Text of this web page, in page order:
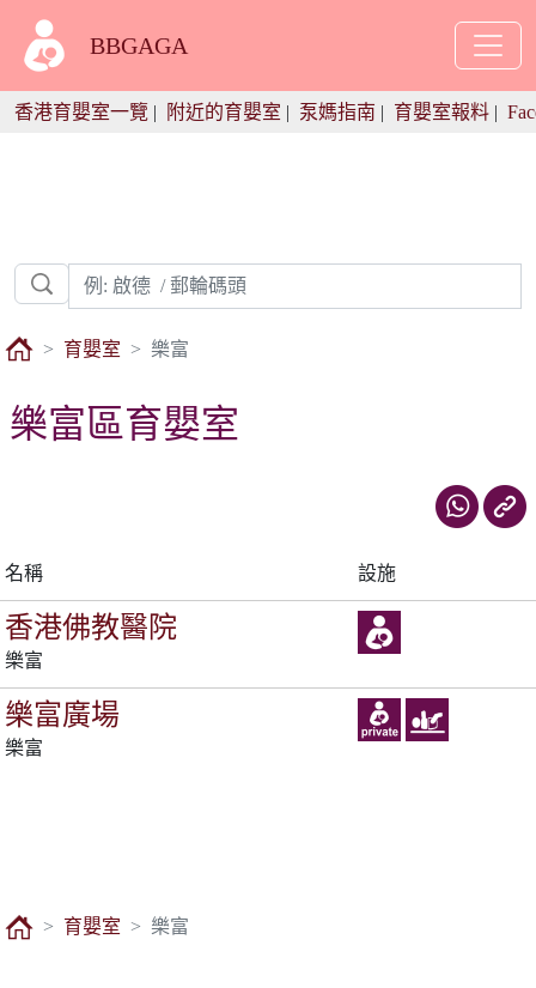
BBGAGA
香港育嬰室一覽 | 附近的育嬰室 | 泵媽指南 | 育嬰室報料 |
育嬰室 樂富
樂富區育嬰室
名稱 設施
香港佛教醫院
樂富
樂富廣場
樂富
育嬰室 樂富